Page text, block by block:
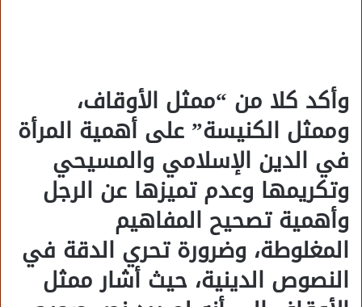
وأكد كلا من “ممثل الأوقاف،
وممثل الكنيسة” على أهمية المرأة
في الدين الإسلامي والمسيحي
وتكريمها وعدم تميزها عن الرجل
وأهمية تصحيح المفاهيم
المغلوطة، وضرورة تحري الدقة في
النصوص الدينية، حيث أشار ممثل